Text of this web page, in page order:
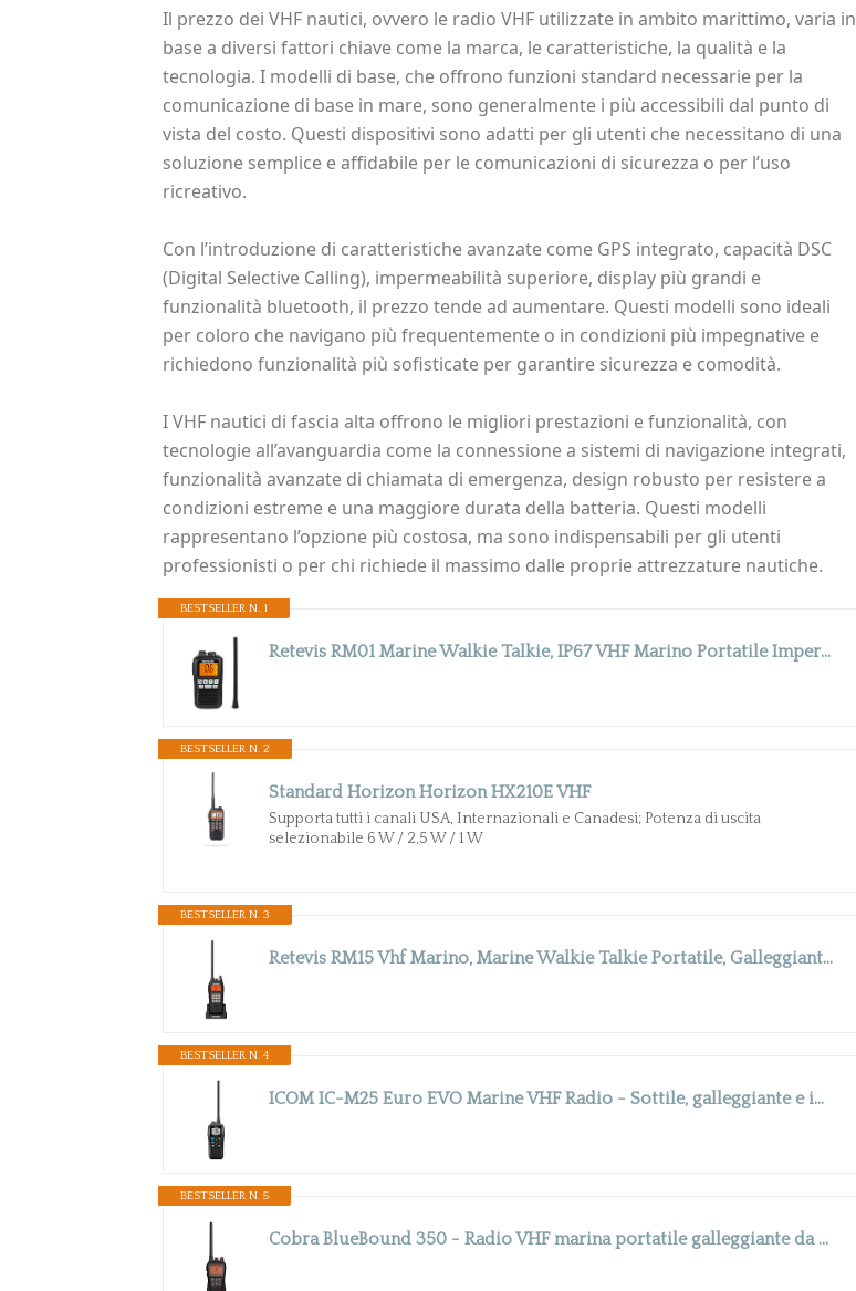
Il prezzo dei VHF nautici, ovvero le radio VHF utilizzate in ambito marittimo, varia in
base a diversi fattori chiave come la marca, le caratteristiche, la qualità e la
tecnologia. I modelli di base, che offrono funzioni standard necessarie per la
comunicazione di base in mare, sono generalmente i più accessibili dal punto di
vista del costo. Questi dispositivi sono adatti per gli utenti che necessitano di una
soluzione semplice e affidabile per le comunicazioni di sicurezza o per l’uso
ricreativo.
Con l’introduzione di caratteristiche avanzate come GPS integrato, capacità DSC
(Digital Selective Calling), impermeabilità superiore, display più grandi e
funzionalità bluetooth, il prezzo tende ad aumentare. Questi modelli sono ideali
per coloro che navigano più frequentemente o in condizioni più impegnative e
richiedono funzionalità più sofisticate per garantire sicurezza e comodità.
I VHF nautici di fascia alta offrono le migliori prestazioni e funzionalità, con
tecnologie all’avanguardia come la connessione a sistemi di navigazione integrati,
funzionalità avanzate di chiamata di emergenza, design robusto per resistere a
condizioni estreme e una maggiore durata della batteria. Questi modelli
rappresentano l’opzione più costosa, ma sono indispensabili per gli utenti
professionisti o per chi richiede il massimo dalle proprie attrezzature nautiche.
BESTSELLER N. 1
Retevis RM01 Marine Walkie Talkie, IP67 VHF Marino Portatile Impermeabile, Vibrazione, Galleggiante 88 Canali, Radio Bidirezionale per Kayak e Pesca in Barca (Nero, 1 Pz)
BESTSELLER N. 2
Standard Horizon Horizon HX210E VHF
Supporta tutti i canali USA, Internazionali e Canadesi; Potenza di uscita
selezionabile 6 W / 2,5 W / 1 W
BESTSELLER N. 3
Retevis RM15 Vhf Marino, Marine Walkie Talkie Portatile, Galleggiante IP68, 2000 mAh Batteria, Schermo a Due Colori, 88 Canali Radio Bidirezionale con Altoparlante per Barche(Nero, 1 Pz)
BESTSELLER N. 4
ICOM IC-M25 Euro EVO Marine VHF Radio - Sottile, galleggiante e impermeabile con ricarica USB-C | Radio bidirezionale marina portatile, lunga durata della batteria - per vela, kayak, jet ski
BESTSELLER N. 5
Cobra BlueBound 350 - Radio VHF marina portatile galleggiante da 6 Watt, galleggiante n' Flash, impermeabile IPX7, sommergibile, display LCD giorno/notte, scansione di memoria, Tri-Watch, nero